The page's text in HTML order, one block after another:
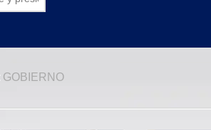
GOBIERNO